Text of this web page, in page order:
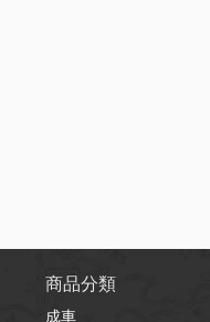
​商品分類
成車